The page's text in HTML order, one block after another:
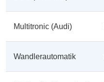
Multitronic (Audi)
Wandlerautomatik